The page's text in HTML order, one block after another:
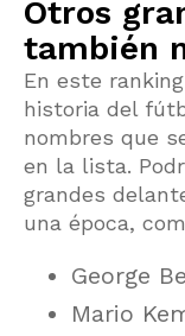
Otros
también
En este
historia del
nombres que
en la lista.
grandes
una época,
George
Mario